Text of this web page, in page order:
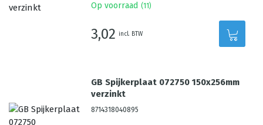
Op voorraad (11 )
3,02 incl. BTW
GB Spijkerplaat 072750 150x256mm
verzinkt
8714318040895